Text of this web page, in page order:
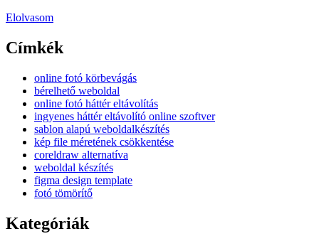
Elolvasom
Címkék
online fotó körbevágás
bérelhető weboldal
online fotó háttér eltávolítás
ingyenes háttér eltávolító online szoftver
sablon alapú weboldalkészítés
kép file méretének csökkentése
coreldraw alternatíva
weboldal készítés
figma design template
fotó tömörítő
Kategóriák